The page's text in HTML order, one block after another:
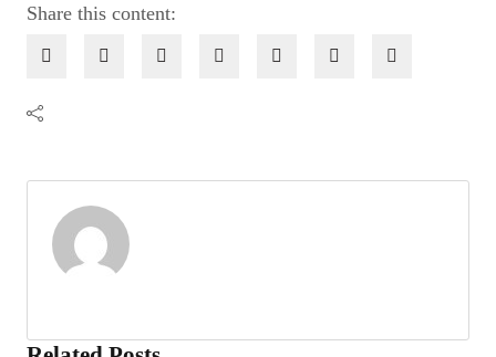
Share this content: